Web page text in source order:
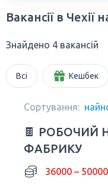
Вакансії в Чехії
Знайдено 4 вакансій
Всі Кешбек
Сортування:
🍫 РОБОЧИЙ
ФАБРИКУ
36000 –